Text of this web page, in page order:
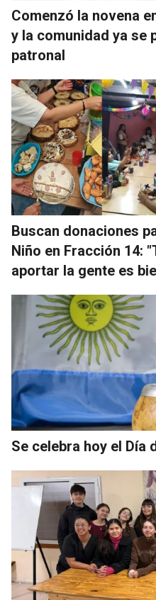
Comenzó la novena
y la comunidad ya se
patronal
Buscan donaciones
Niño en Fracción 14:
aportar la gente es
Se celebra hoy el Día